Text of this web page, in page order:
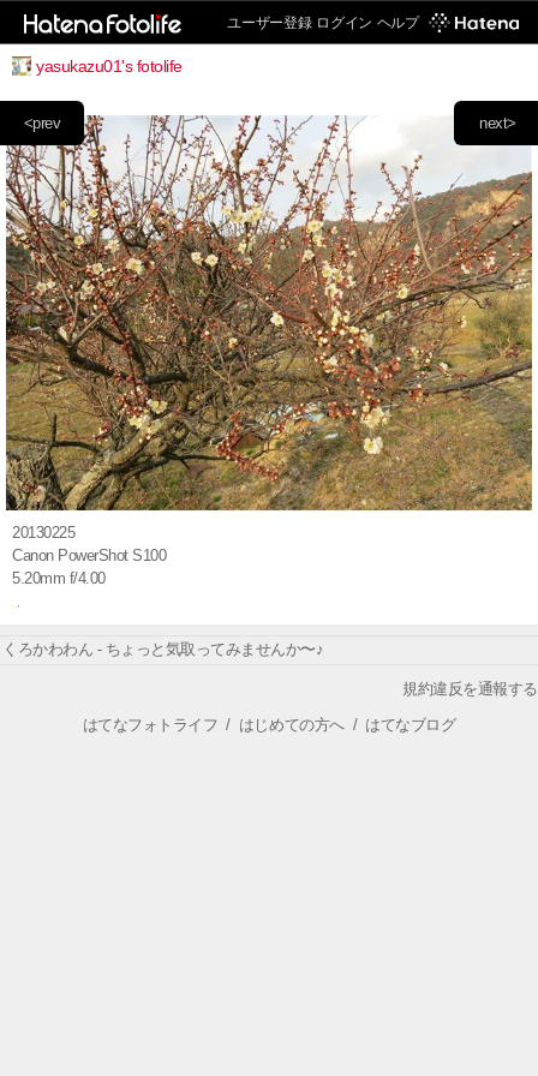
ユーザー登録 ログイン ヘルプ
yasukazu01's fotolife
next>
<prev
20130225
Canon PowerShot S100
5.20mm f/4.00
くろかわわん - ちょっと気取ってみませんか〜♪
規約違反を通報する
はてなフォトライフ / はじめての方へ/ はてなブログ